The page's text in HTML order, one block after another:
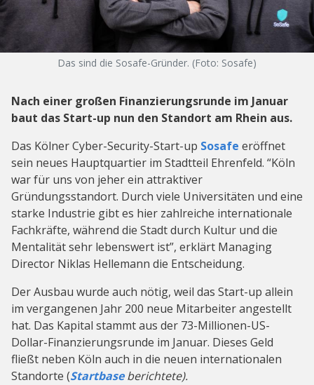
Das sind die Sosafe-Gründer. (Foto: Sosafe)
Nach einer großen Finanzierungsrunde im Januar
baut das Start-up nun den Standort am Rhein aus.
Das Kölner Cyber-Security-Start-up Sosafe eröffnet
sein neues Hauptquartier im Stadtteil Ehrenfeld. “Köln
war für uns von jeher ein attraktiver
Gründungsstandort. Durch viele Universitäten und eine
starke Industrie gibt es hier zahlreiche internationale
Fachkräfte, während die Stadt durch Kultur und die
Mentalität sehr lebenswert ist”, erklärt Managing
Director Niklas Hellemann die Entscheidung.
Der Ausbau wurde auch nötig, weil das Start-up allein
im vergangenen Jahr 200 neue Mitarbeiter angestellt
hat. Das Kapital stammt aus der 73-Millionen-US-
Dollar-Finanzierungsrunde im Januar. Dieses Geld
fließt neben Köln auch in die neuen internationalen
Standorte (Startbaseberichtete).